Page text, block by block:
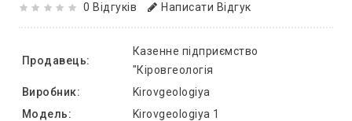
0 Відгуків Написати Відгук
Продавець:
Казенне підприємство
"Кіровгеологія
Виробник:
Kirovgeologiya
Модель:
Kirovgeologiya 1